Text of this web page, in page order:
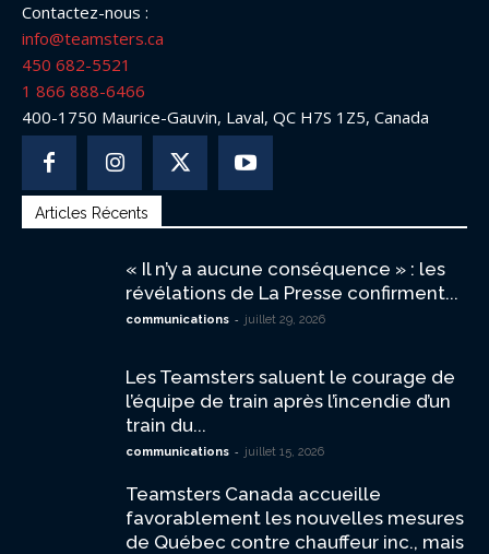
Contactez-nous :
info@teamsters.ca
450 682-5521
1 866 888-6466
400-1750 Maurice-Gauvin, Laval, QC H7S 1Z5, Canada
Articles Récents
« Il n’y a aucune conséquence » : les
révélations de La Presse confirment...
communications - juillet 29, 2026
Les Teamsters saluent le courage de
l’équipe de train après l’incendie d’un
train du...
communications - juillet 15, 2026
Teamsters Canada accueille
favorablement les nouvelles mesures
de Québec contre chauffeur inc., mais